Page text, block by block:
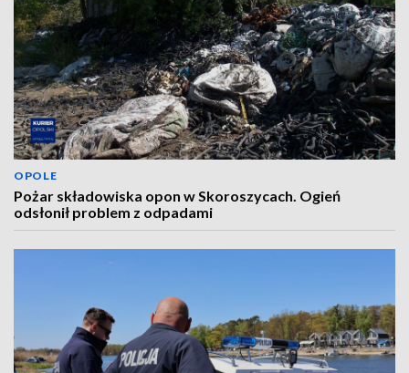
OPOLE
Pożar składowiska opon w Skoroszycach. Ogień
odsłonił problem z odpadami